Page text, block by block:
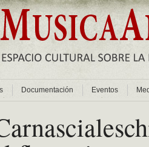
Documentación Eventos